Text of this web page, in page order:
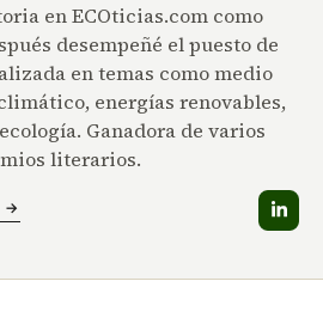
en ECOticias.com como
desempeñé el puesto de
en temas como medio
energías renovables,
Ganadora de varios
literarios.
→